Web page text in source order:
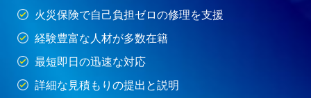
火災保険で自己負担ゼロの修理を支援
経験豊富な人材が多数在籍
最短即日の迅速な対応
詳細な見積もりの提出と説明